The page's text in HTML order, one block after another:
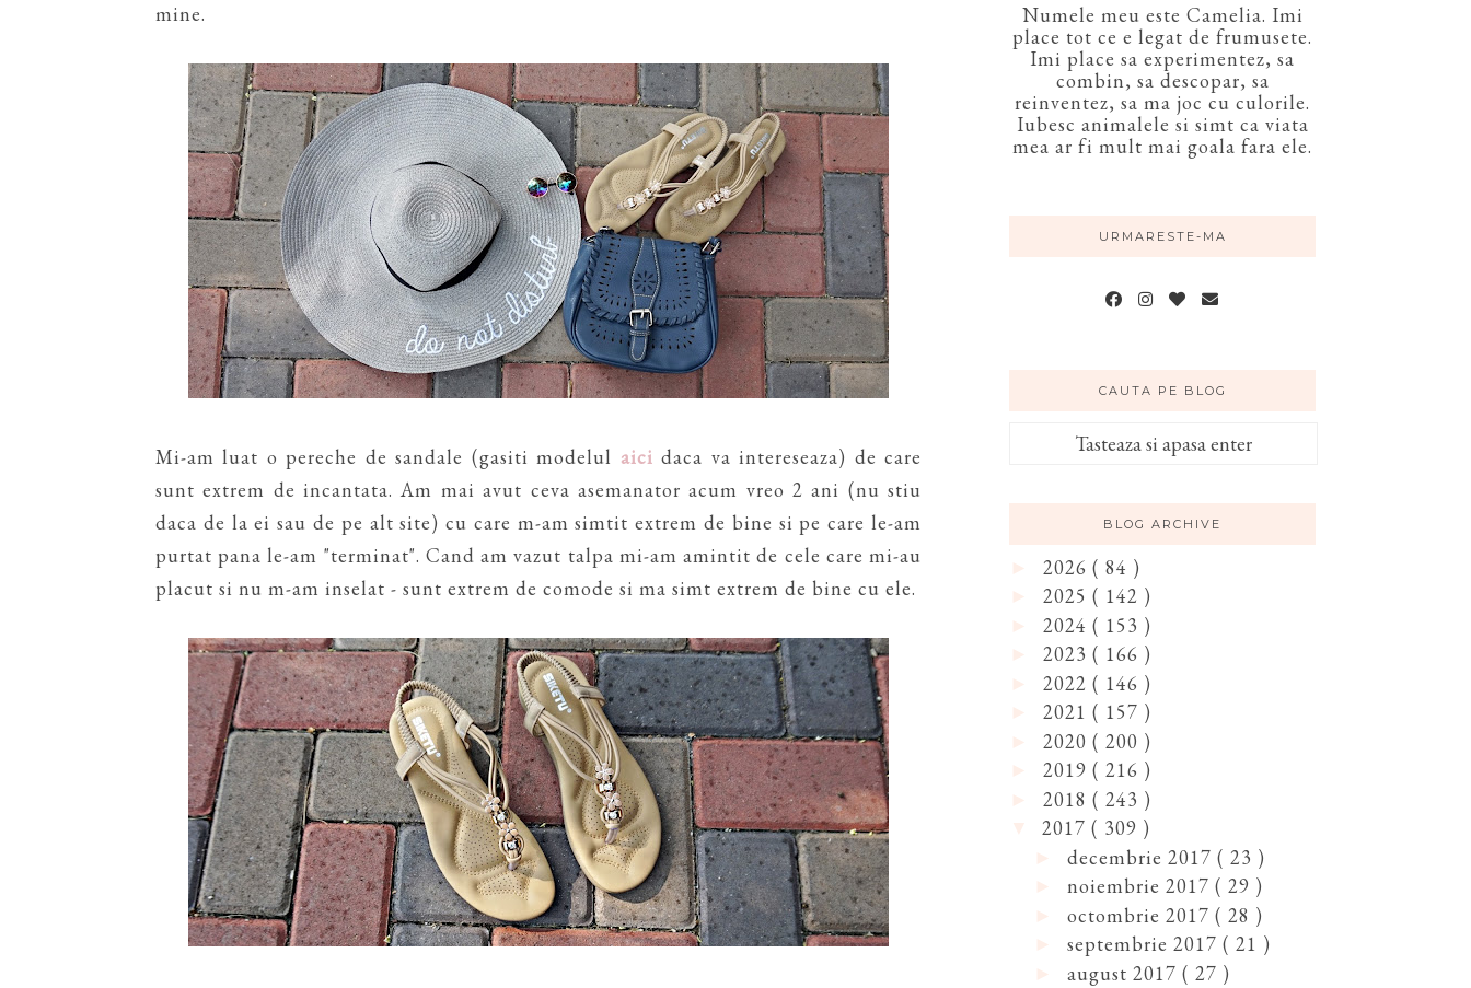
mine.
Mi-am luat o pereche de sandale (gasiti modelul aici daca va intereseaza) de care
sunt extrem de incantata. Am mai avut ceva asemanator acum vreo 2 ani (nu stiu
daca de la ei sau de pe alt site) cu care m-am simtit extrem de bine si pe care le-am
purtat pana le-am "terminat". Cand am vazut talpa mi-am amintit de cele care mi-au
placut si nu m-am inselat - sunt extrem de comode si ma simt extrem de bine cu ele.
Numele meu este Camelia. Imi
place tot ce e legat de frumusete.
Imi place sa experimentez, sa
combin, sa descopar, sa
reinventez, sa ma joc cu culorile.
Iubesc animalele si simt ca viata
mea ar fi mult mai goala fara ele.
URMARESTE-MA
CAUTA PE BLOG
BLOG ARCHIVE
2026 ( 84 )
2025 ( 142 )
2024 ( 153 )
2023 ( 166 )
2022 ( 146 )
2021 ( 157 )
2020 ( 200 )
2019 ( 216 )
2018 ( 243 )
2017 ( 309 )
decembrie 2017 ( 23 )
noiembrie 2017 ( 29 )
octombrie 2017 ( 28 )
septembrie 2017 ( 21 )
august 2017 ( 27 )